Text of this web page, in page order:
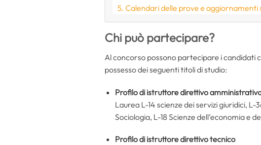
Calendari delle prove e aggiornamenti
Chi può partecipare?
Al concorso possono partecipare i candidati
possesso dei seguenti titoli di studio:
Profilo di istruttore direttivo
Laurea L-14 scienze dei servizi giuridici,
Sociologia, L-18 Scienze dell’economia e
Profilo di istruttore direttivo tecnico